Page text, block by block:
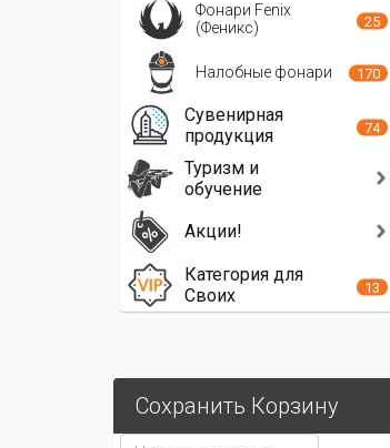
Фонари Fenix
(Феникс)
25
Налобные фонари 170
Сувенирная
продукция
74
Туризм и
обучение
Акции!
Категория для
Своих
13
Сохранить Корзину